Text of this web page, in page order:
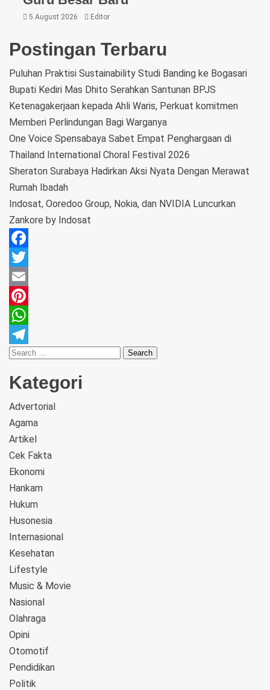
5 August 2026 Editor
Postingan Terbaru
Puluhan Praktisi Sustainability Studi Banding ke Bogasari
Bupati Kediri Mas Dhito Serahkan Santunan BPJS
Ketenagakerjaan kepada Ahli Waris, Perkuat komitmen
Memberi Perlindungan Bagi Warganya
One Voice Spensabaya Sabet Empat Penghargaan di
Thailand International Choral Festival 2026
Sheraton Surabaya Hadirkan Aksi Nyata Dengan Merawat
Rumah Ibadah
Indosat, Ooredoo Group, Nokia, dan NVIDIA Luncurkan
Zankore by Indosat
Facebook
Twitter
Email
Pinterest
WhatsApp
Telegram
Kategori
Advertorial
Agama
Artikel
Cek Fakta
Ekonomi
Hankam
Hukum
Husonesia
Internasional
Kesehatan
Lifestyle
Music & Movie
Nasional
Olahraga
Opini
Otomotif
Pendidikan
Politik